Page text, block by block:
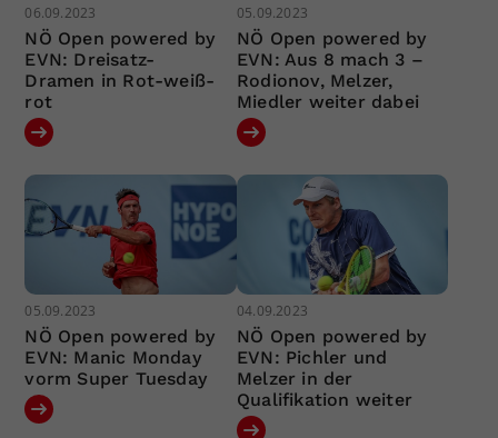
06.09.2023
NÖ Open powered by
EVN: Dreisatz-
Dramen in Rot-weiß-
rot
05.09.2023
NÖ Open powered by
EVN: Aus 8 mach 3 –
Rodionov, Melzer,
Miedler weiter dabei
05.09.2023
NÖ Open powered by
EVN: Manic Monday
vorm Super Tuesday
04.09.2023
NÖ Open powered by
EVN: Pichler und
Melzer in der
Qualifikation weiter